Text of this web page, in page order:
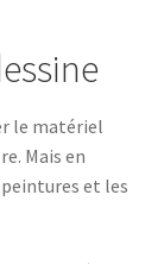
le matériel
Mais en
et les